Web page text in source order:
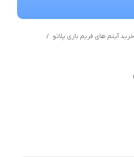
خرید آیتم های فریم بازی پلاتو